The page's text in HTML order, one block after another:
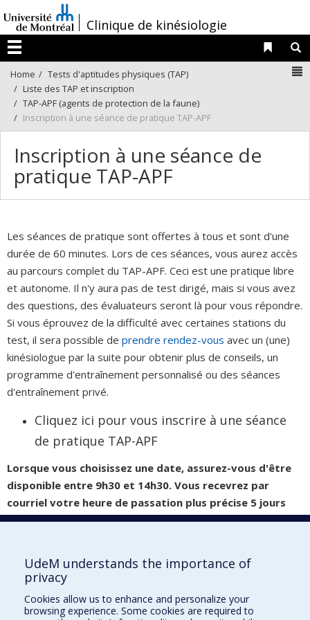
au
contenu
/
Clinique de kinésiologie
Menu
Liens
Home
Tests d'aptitudes physiques (TAP)
Liste des TAP et inscription
TAP-APF (agents de protection de la faune)
Inscription à une séance de pratique TAP-APF
Inscription à une séance de
pratique TAP-APF
Les séances de pratique sont offertes à tous et sont d'une
durée de 60 minutes. Lors de ces séances, vous aurez accès
au parcours complet du TAP-APF. Ceci est une pratique libre
et autonome. Il n'y aura pas de test dirigé, mais si vous avez
des questions, des évaluateurs seront là pour vous répondre.
Si vous éprouvez de la difficulté avec certaines stations du
test, il sera possible de prendre rendez-vous avec un (une)
kinésiologue par la suite pour obtenir plus de conseils, un
programme d'entraînement personnalisé ou des séances
d'entraînement privé.
Cliquez ici pour vous inscrire à une séance
de pratique TAP-APF
Lorsque vous choisissez une date, assurez-vous d'être
disponible entre 9h30 et 14h30. Vous recevrez par
courriel votre heure de passation plus précise 5 jours
avant votre pratique.Ce courriel contiendra également un
Clinique de kinésiologie
2100, boul. Édouard-Montpetit
UdeM understands the importance of
privacy
Cookies allow us to enhance and personalize your
browsing experience. Some cookies are required to